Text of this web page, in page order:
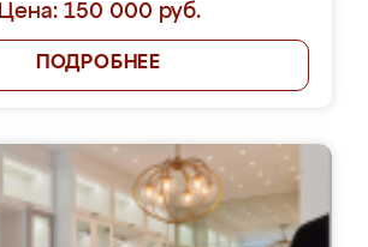
Цена: 150 000 руб.
ПОДРОБНЕЕ